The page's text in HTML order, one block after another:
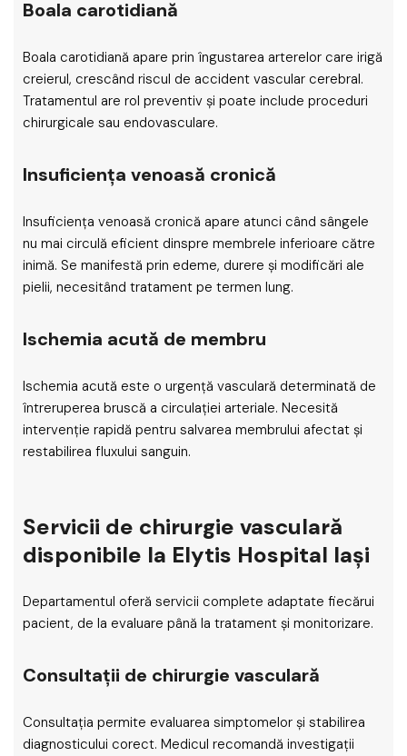
Boala carotidiană
Boala carotidiană apare prin îngustarea arterelor care irigă
creierul, crescând riscul de accident vascular cerebral.
Tratamentul are rol preventiv și poate include proceduri
chirurgicale sau endovasculare.
Insuficiența venoasă cronică
Insuficiența venoasă cronică apare atunci când sângele
nu mai circulă eficient dinspre membrele inferioare către
inimă. Se manifestă prin edeme, durere și modificări ale
pielii, necesitând tratament pe termen lung.
Ischemia acută de membru
Ischemia acută este o urgență vasculară determinată de
întreruperea bruscă a circulației arteriale. Necesită
intervenție rapidă pentru salvarea membrului afectat și
restabilirea fluxului sanguin.
Servicii de chirurgie vasculară
disponibile la Elytis Hospital Iași
Departamentul oferă servicii complete adaptate fiecărui
pacient, de la evaluare până la tratament și monitorizare.
Consultații de chirurgie vasculară
Consultația permite evaluarea simptomelor și stabilirea
diagnosticului corect. Medicul recomandă investigații